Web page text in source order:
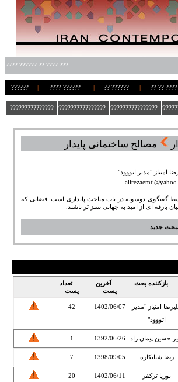
??? ???? ?? ?????? ????
???? ?? ??
?????? ??
?????? ????
??????
??????????????????
??????????????????
???????????????
مصالح ساختمانی پایدار
امتیاز "مدیر اتووود"
بسط گفتگوی دوسویه در باب مباحث پایداری است .فضایی که
بارقه ای از امید به جهانی سبز تر باشند.
جدید
بازکننده بحث
آخرین
پست
تعداد
پست
امتیاز "مدیر
اتووود"
1402/06/07
42
حسین پیمان راد 1392/06/26
1
رضا شبانکاره 1398/09/05
7
پوریا ترکفر 1402/06/11
20